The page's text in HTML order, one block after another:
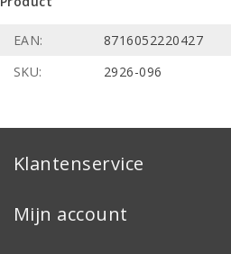
EAN:
8716052220427
SKU:
2926-096
Klantenservice
Mijn account